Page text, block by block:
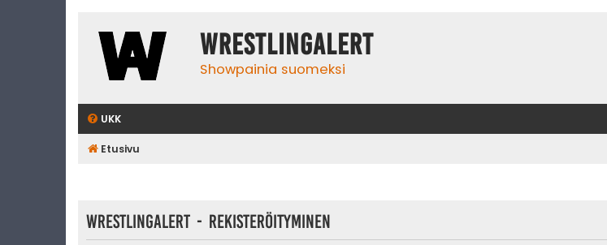
WrestlingAlert
Showpainia suomeksi
UKK
Etusivu
WrestlingAlert - Rekisteröityminen